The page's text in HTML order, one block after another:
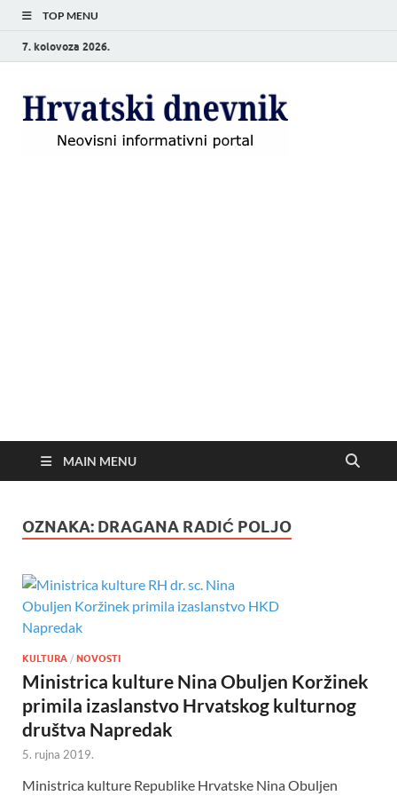
TOP MENU
7. kolovoza 2026.
MAIN MENU
OZNAKA: DRAGANA RADIĆ POLJO
KULTURA / NOVOSTI
Ministrica kulture Nina Obuljen Koržinek
primila izaslanstvo Hrvatskog kulturnog
društva Napredak
5. rujna 2019.
Ministrica kulture Republike Hrvatske Nina Obuljen